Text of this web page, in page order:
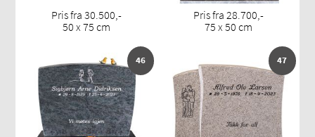
Pris fra 30.500,-
50 x 75 cm
Pris fra 28.700,-
75 x 50 cm
46 47